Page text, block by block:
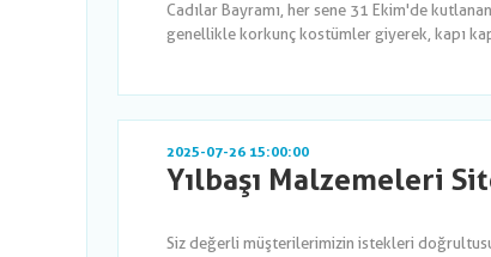
Cadılar Bayramı, her sene 31 Ekim'de
genellikle korkunç kostümler giyerek, kapı
2025-07-26 15:00:00
Yılbaşı Malzemeleri
Siz değerli müşterilerimizin istekleri